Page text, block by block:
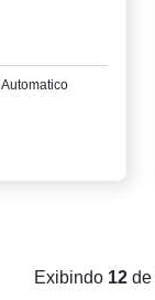
Automatico
Exibindo 12de